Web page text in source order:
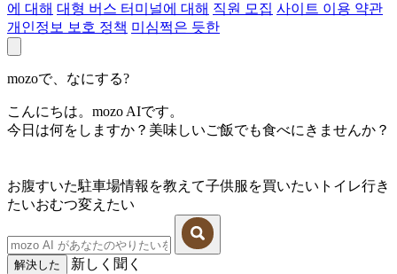
에 대해 대형 버스 터미널에 대해 직원 모집 사이트 이용 약관
개인정보 보호 정책 미심쩍은 듯한
mozoで、なにする?
こんにちは。mozo AIです。
今日は何をしますか？美味しいご飯でも食べにきませんか？
お腹すいた駐車場情報を教えて子供服を買いたい トイレ行き
たいおむつ変えたい
解決した
新しく聞く